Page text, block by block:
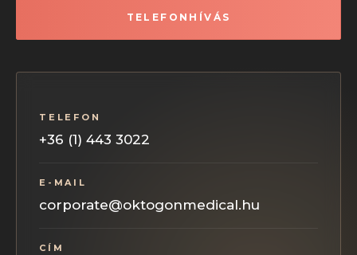
TELEFONHÍVÁS
TELEFON
+36 (1) 443 3022
E-MAIL
corporate@oktogonmedical.hu
CÍM